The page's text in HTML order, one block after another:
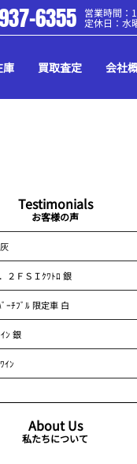
6355 営業時間：
定休日：水
庫 買取査定 会社
Testimonials
お客様の声
２ＦＳＩｸﾜﾄﾛ 銀
ｰﾁﾌﾞﾙ 限定車 白
ﾝ 銀
ｲﾝ
About Us
私たちについて